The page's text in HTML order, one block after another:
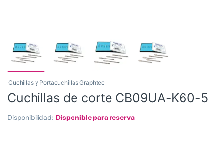
Cuchillas y Portacuchillas Graphtec
Cuchillas de corte CB09UA-K60-5
Disponibilidad: Disponible para reserva